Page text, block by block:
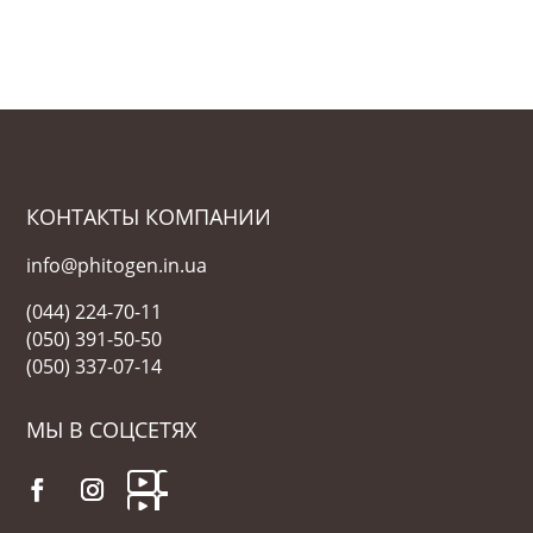
1
КОНТАКТЫ КОМПАНИИ
info@phitogen.in.ua
(044) 224-70-11
(050) 391-50-50
(050) 337-07-14
МЫ В СОЦСЕТЯХ